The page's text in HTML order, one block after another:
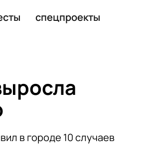
спецпроекты
в городе 10 случаев